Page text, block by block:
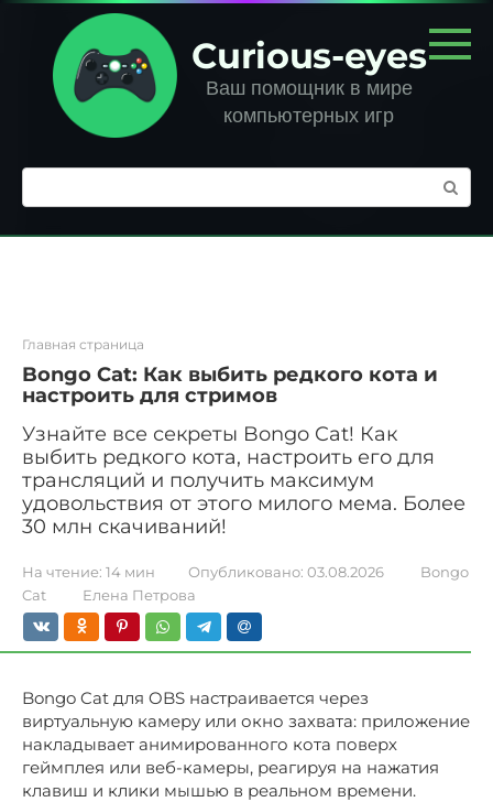
Перейти
контенту
Curious-eyes
Ваш помощник в мире
компьютерных игр
Поиск:
Главная страница
Bongo Cat: Как выбить редкого кота и
настроить для стримов
Узнайте все секреты Bongo Cat! Как
выбить редкого кота, настроить его для
трансляций и получить максимум
удовольствия от этого милого мема. Более
30 млн скачиваний!
На чтение: 14 мин Опубликовано: 03.08.2026
Bongo
Cat
Елена Петрова
Bongo Cat для OBS настраивается через
виртуальную камеру или окно захвата: приложение
накладывает анимированного кота поверх
геймплея или веб-камеры, реагируя на нажатия
клавиш и клики мышью в реальном времени.